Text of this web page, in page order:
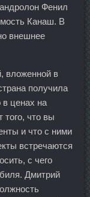
Фенил
Канаш. В
внешнее
вложенной в
получила
в ценах на
того, что вы
и что с ними
встречаются
с чего
Дмитрий